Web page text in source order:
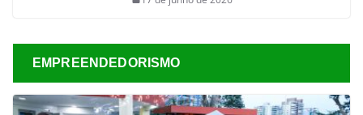
EMPREENDEDORISMO